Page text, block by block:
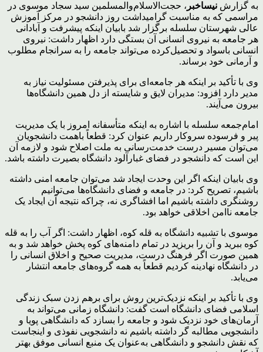
به گزارش نیساخبر ، حجت‌الاسلام‌والمسلمین سید سجاد موسوی در
مراسمی که به مناسبت گرامیداشت روز دانشجو در مرکز آموزش
عالی شهرستان سلسله برگزار شد بابیان اینکه پیشرفت و آبادانی
هر جامعه به نیروی انسانی آن بستگی دارد اظهار داشت: نیروی
انسانی باسواد و تحصیل‌کرده می‌تواند جامعه را به سرانجام مطلوب
و آرمانی خود برساند.
وی با تأکید بر اینکه هر جامعه‌ای برای پذیرفتن مسئولیت نیاز به
مدیر دارد افزود: مدیران لایق و شایسته از دل همین دانشگاه‌ها
بیرون می‌آیند.
امام‌جمعه سلسله با اشاره به اینکه متأسفانه امروز با یک مدیریت
پیر و فرسوده سروکار داریم عنوان کرد: قطعاً باهمت دانشجویان
می‌توان مسیر درست خدمت‌رسانی به ملت اصلاح شود و لازمه آن
این است که دانشجو در فضای غبارآلود دانشگاه بصیرت داشته باشد.
وی بابیان اینکه اگر این وحدت ایجاد شد می‌توان جامعه امنی داشته
باشیم، تصریح کرد: در جامعه و فضای دانشگاه‌ها می‌توانیم
روشنگری داشته باشیم اما افشاگری نه، چراکه نتیجه آن ایجاد یک
جامعه ناامن اخلاقی خواهد بود.
موسوی با تشبیه دانشگاه به قله کوه، اظهار داشت: اگر آب را به قله
کوه ببرید و آن را بریزید در تمام دامنه‌های کوه پخش خواهد شد و به
همین صورت اگر فرهنگ درست، مدیریت صحیح و اخلاق انسانی را
در دانشگاه نهادینه کردیم قطعاً به همه گروه‌های جامعه انتشار
می‌یابد.
وی با تأکید بر اینکه نزدیک‌ترین روش برای برهم زدن سبک زندگی
اسلامی فضای دانشگاه است گفت: دانشگاه زمانی می‌تواند به
آرمان‌های خود نزدیک شود و جامعه را بسازد که دانشگاهی پویا و
دانشجویی مطالبه گر داشته باشیم نه دانشجویی نفوذی و اینجاست
که نقش دانشجو و دانشگاهی به‌عنوان یک منبع انسانی موفق بهتر